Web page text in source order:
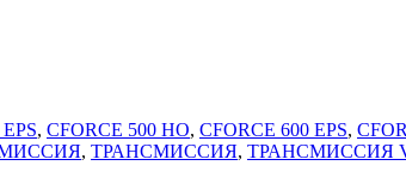
, CFORCE 500 HO, CFORCE 600 EPS,
, ТРАНСМИССИЯ, ТРАНСМИССИЯ